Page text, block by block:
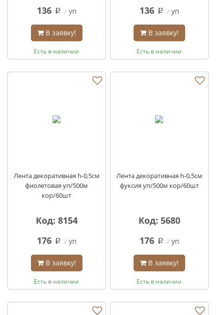
136 q уп
В заявку!
Есть в наличии
136 q уп
В заявку!
Есть в наличии
Лента декоративная h-0,5см
фиолетовая уп/500м
кор/60шт
Код: 8154
176 q уп
В заявку!
Есть в наличии
Лента декоративная h-0,5см
фуксия уп/500м кор/60шт
Код: 5680
176 q уп
В заявку!
Есть в наличии